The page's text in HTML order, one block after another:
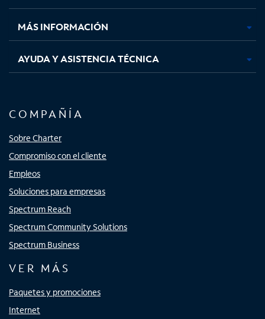
nuevanuevanuevanueva
MÁS INFORMACIÓN
AYUDA Y ASISTENCIA TÉCNICA
COMPAÑÍA
Sobre Charter
Compromiso con el cliente
Empleos
Soluciones para empresas
Spectrum Reach
Spectrum Community Solutions
Spectrum Business
VER MÁS
Paquetes y promociones
Internet